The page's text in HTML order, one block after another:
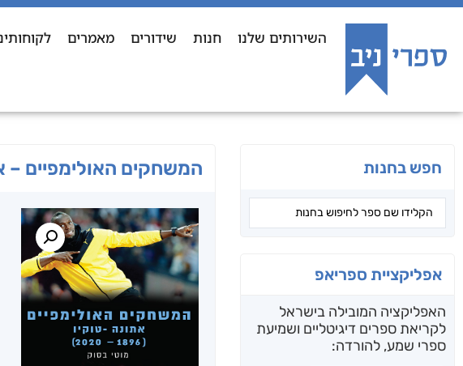
השירותים שלנו חנות שידורים מאמרים
חפש בחנות
אפליקציית ספריאפ
האפליקציה המובילה בישראל
לקריאת ספרים דיגיטליים ושמיעת
ספרי שמע, להורדה:
המשחקים האולימפיים – אתונה-